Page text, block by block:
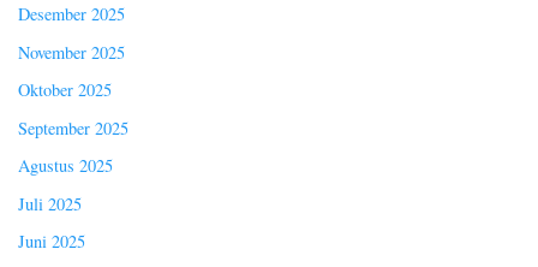
Desember 2025
November 2025
Oktober 2025
September 2025
Agustus 2025
Juli 2025
Juni 2025